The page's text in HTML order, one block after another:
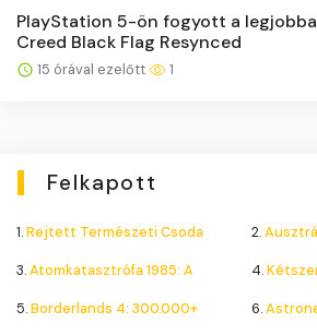
PlayStation 5-ön fogyott a
Creed Black Flag Resynced
15 órával ezelőtt 1
Felkapott
1.Rejtett Természeti Csoda 2.
3.Atomkatasztrófa 1985: A 4.
5.Borderlands 4: 300.000+ 6.